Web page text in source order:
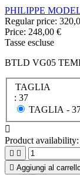
PHILIPPE
Regular price:
Price: 248,00 €
Tasse escluse
BTLD VG05
TAGLIA
: 37
TAGLIA -

Product availability:
 
 Aggiungi al